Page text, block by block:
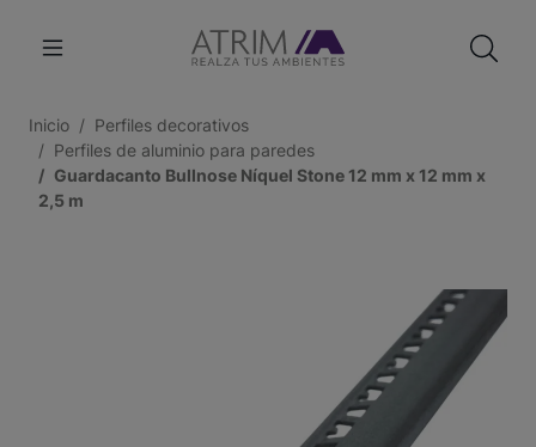
Inicio
Perfiles decorativos
Perfiles de aluminio para paredes
Guardacanto Bullnose Níquel Stone 12 mm x 12 mm x
2,5 m